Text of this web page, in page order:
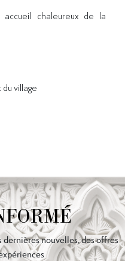
chaleureux de la
village
dernières nouvelles, des offres